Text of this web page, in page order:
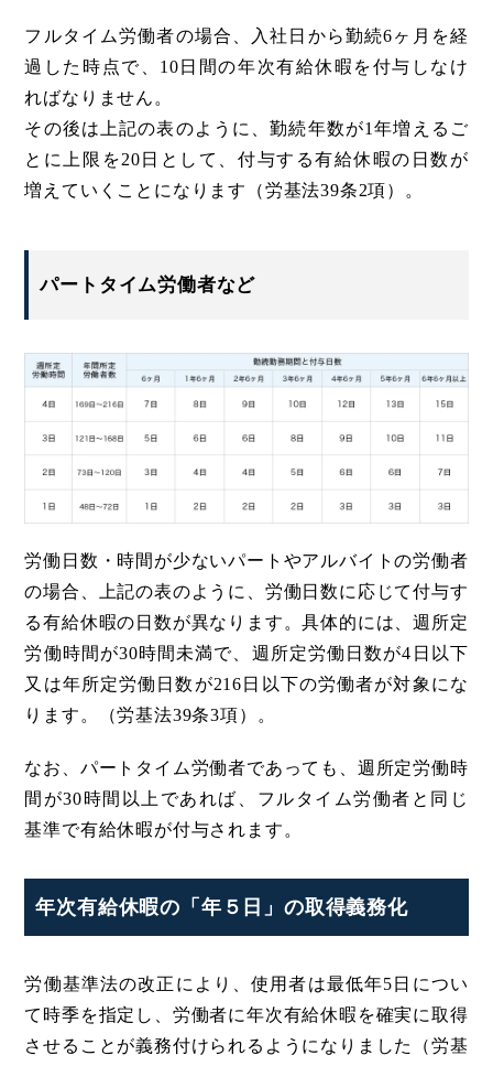
フルタイム労働者の場合、入社日から勤続6ヶ月を経
過した時点で、10日間の年次有給休暇を付与しなけ
ればなりません。
その後は上記の表のように、勤続年数が1年増えるご
とに上限を20日として、付与する有給休暇の日数が
増えていくことになります（労基法39条2項）。
パートタイム労働者など
労働日数・時間が少ないパートやアルバイトの労働者
の場合、上記の表のように、労働日数に応じて付与す
る有給休暇の日数が異なります。具体的には、週所定
労働時間が30時間未満で、週所定労働日数が4日以下
又は年所定労働日数が216日以下の労働者が対象にな
ります。（労基法39条3項）。
なお、パートタイム労働者であっても、週所定労働時
間が30時間以上であれば、フルタイム労働者と同じ
基準で有給休暇が付与されます。
年次有給休暇の「年５日」の取得義務化
労働基準法の改正により、使用者は最低年5日につい
て時季を指定し、労働者に年次有給休暇を確実に取得
させることが義務付けられるようになりました（労基